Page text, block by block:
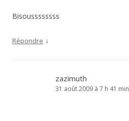
Bisoussssssss
Répondre ↓
zazimuth
31 août 2009 à 7 h 41 min